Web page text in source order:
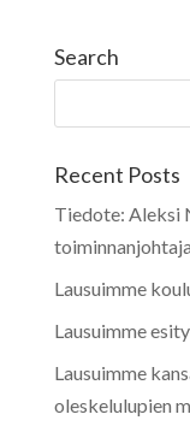
Search
Recent Posts
Tiedote: Aleksi
Lausuimme
Lausuimme
Lausuimme
oleskelulupien